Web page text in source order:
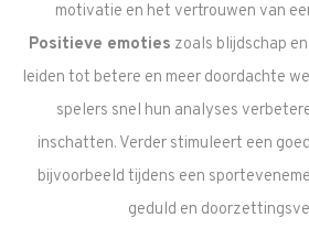
motivatie en het vertrouwen van
Positieve emoties zoals blijdschap
leiden tot betere en meer doordachte
spelers snel hun analyses
inschatten. Verder stimuleert een
bijvoorbeeld tijdens een
geduld en